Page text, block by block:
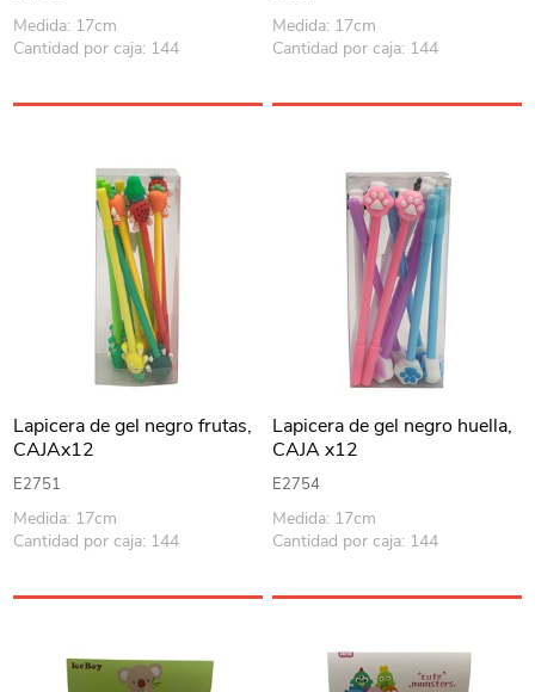
Medida: 17cm
Cantidad por caja: 144
Medida: 17cm
Cantidad por caja: 144
Lapicera de gel negro frutas,
CAJAx12
E2751
Medida: 17cm
Cantidad por caja: 144
Lapicera de gel negro huella,
CAJA x12
E2754
Medida: 17cm
Cantidad por caja: 144